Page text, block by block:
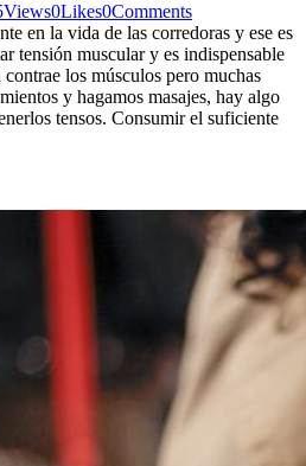
Views0Likes0Comments
en la vida de las corredoras y ese es
tensión muscular y es indispensable
los músculos pero muchas
y hagamos masajes, hay algo
tensos. Consumir el suficiente